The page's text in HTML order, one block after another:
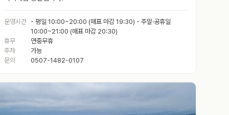
운영시간
- 평일 10:00~20:00 (매표 마감 19:30) - 주말·공휴일
10:00~21:00 (매표 마감 20:30)
휴무
연중무휴
주차
가능
문의
0507-1482-0107